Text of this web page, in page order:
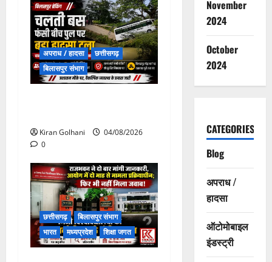
अपराध / हादसा
छत्तीसगढ़
बिलासपुर संभाग
Kiran Golhani
04/08/2026
0
छत्तीसगढ़
बिलासपुर संभाग
भारत
मध्यप्रदेश शिक्षा जगत
November
2024
October
2024
CATEGORIES
Blog
अपराध /
हादसा
ऑटोमोबाइल
इंडस्ट्री